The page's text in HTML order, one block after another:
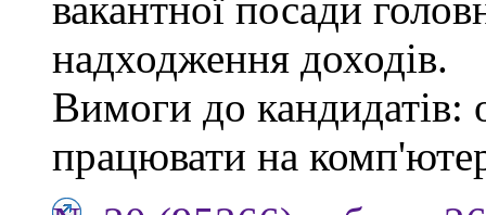
надходження доходів.
Вимоги до кандидатів:
працювати на